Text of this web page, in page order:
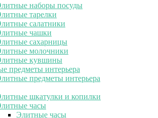
наборы посуды
тарелки
салатники
чашки
сахарницы
молочники
кувшины
предметы интерьера
предметы интерьера
шкатулки и копилки
часы
Элитные часы